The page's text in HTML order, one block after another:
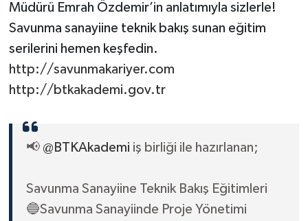
Müdürü Emrah Özdemir’in anlatımıyla sizlerle!
Savunma sanayiine teknik bakış sunan eğitim
serilerini hemen keşfedin.
http://savunmakariyer.com
http://btkakademi.gov.tr
📢 @BTKAkademi iş birliği ile hazırlanan;
Savunma Sanayiine Teknik Bakış Eğitimleri
🔵Savunma Sanayiinde Proje Yönetimi